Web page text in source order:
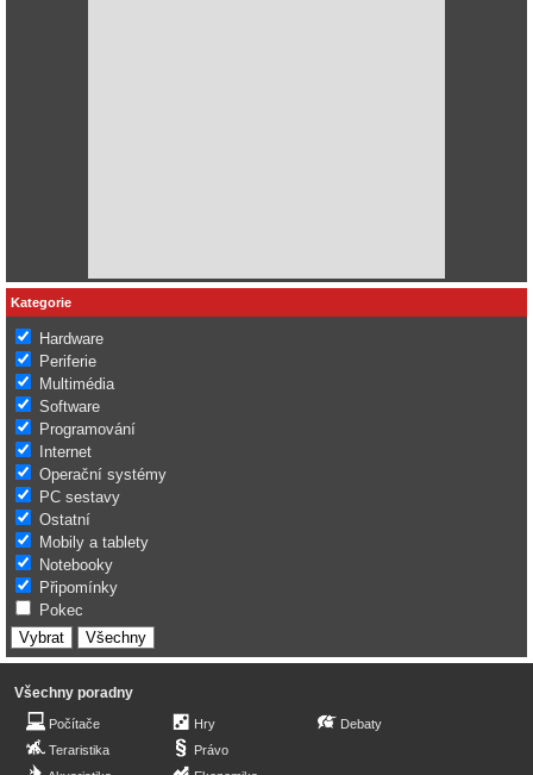
Kategorie
Hardware
Periferie
Multimédia
Software
Programování
Internet
Operační systémy
PC sestavy
Ostatní
Mobily a tablety
Notebooky
Připomínky
Pokec
Všechny poradny
Počítače
Teraristika
Hry
Právo
Debaty